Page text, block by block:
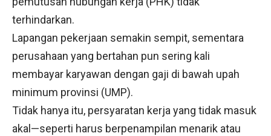
terhindarkan.
Lapangan pekerjaan semakin sempit, sementara
perusahaan yang bertahan pun sering kali
membayar karyawan dengan gaji di bawah upah
minimum provinsi (UMP).
Tidak hanya itu, persyaratan kerja yang tidak masuk
akal—seperti harus berpenampilan menarik atau